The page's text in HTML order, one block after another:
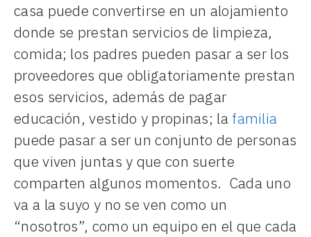
casa puede convertirse en un alojamiento
donde se prestan servicios de limpieza,
comida; los padres pueden pasar a ser los
proveedores que obligatoriamente prestan
esos servicios, además de pagar
educación, vestido y propinas; la familia
puede pasar a ser un conjunto de personas
que viven juntas y que con suerte
comparten algunos momentos. Cada uno
va a la suyo y no se ven como un
“nosotros”, como un equipo en el que cada